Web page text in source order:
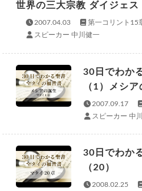
世界の三大宗教 ダイジェス
2007.04.03
第一コリント15
スピーカー 中川健一
30日でわか
（1）メシア
2007.09.17
スピーカー 中
30日でわか
（20）
2008.02.25